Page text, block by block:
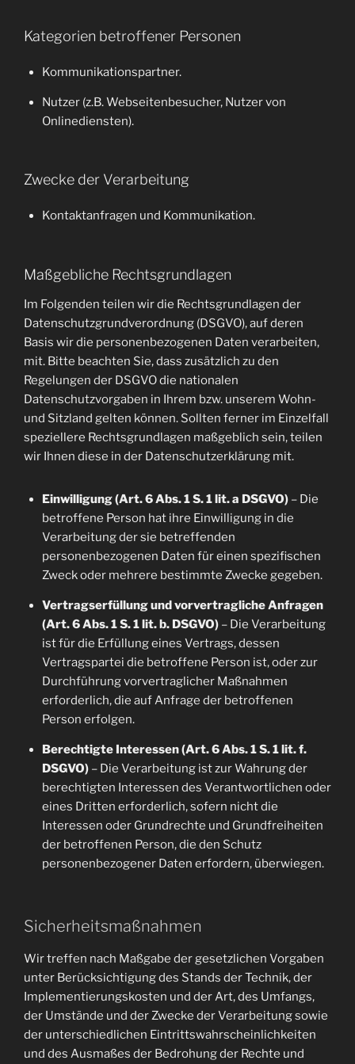
Kategorien betroffener Personen
Kommunikationspartner.
Nutzer (z.B. Webseitenbesucher, Nutzer von
Onlinediensten).
Zwecke der Verarbeitung
Kontaktanfragen und Kommunikation.
Maßgebliche Rechtsgrundlagen
Im Folgenden teilen wir die Rechtsgrundlagen der
Datenschutzgrundverordnung (DSGVO), auf deren
Basis wir die personenbezogenen Daten verarbeiten,
mit. Bitte beachten Sie, dass zusätzlich zu den
Regelungen der DSGVO die nationalen
Datenschutzvorgaben in Ihrem bzw. unserem Wohn-
und Sitzland gelten können. Sollten ferner im Einzelfall
speziellere Rechtsgrundlagen maßgeblich sein, teilen
wir Ihnen diese in der Datenschutzerklärung mit.
Einwilligung (Art. 6 Abs. 1 S. 1 lit. a DSGVO)– Die
betroffene Person hat ihre Einwilligung in die
Verarbeitung der sie betreffenden
personenbezogenen Daten für einen spezifischen
Zweck oder mehrere bestimmte Zwecke gegeben.
Vertragserfüllung und vorvertragliche Anfragen
(Art. 6 Abs. 1 S. 1 lit. b. DSGVO)– Die Verarbeitung
ist für die Erfüllung eines Vertrags, dessen
Vertragspartei die betroffene Person ist, oder zur
Durchführung vorvertraglicher Maßnahmen
erforderlich, die auf Anfrage der betroffenen
Person erfolgen.
Berechtigte Interessen (Art. 6 Abs. 1 S. 1 lit. f.
DSGVO)– Die Verarbeitung ist zur Wahrung der
berechtigten Interessen des Verantwortlichen oder
eines Dritten erforderlich, sofern nicht die
Interessen oder Grundrechte und Grundfreiheiten
der betroffenen Person, die den Schutz
personenbezogener Daten erfordern, überwiegen.
Sicherheitsmaßnahmen
Wir treffen nach Maßgabe der gesetzlichen Vorgaben
unter Berücksichtigung des Stands der Technik, der
Implementierungskosten und der Art, des Umfangs,
der Umstände und der Zwecke der Verarbeitung sowie
der unterschiedlichen Eintrittswahrscheinlichkeiten
und des Ausmaßes der Bedrohung der Rechte und